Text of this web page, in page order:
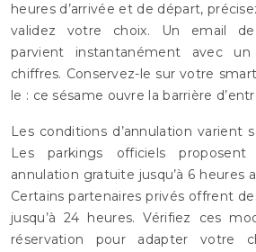
heures d’arrivée et de départ,
validez votre choix. Un email
parvient instantanément avec
chiffres. Conservez-le sur votre
le : ce sésame ouvre la barrière
Les conditions d’annulation varient
Les parkings officiels proposent
annulation gratuite jusqu’à 6 heures
Certains partenaires privés offrent
jusqu’à 24 heures. Vérifiez ces
réservation pour adapter votre